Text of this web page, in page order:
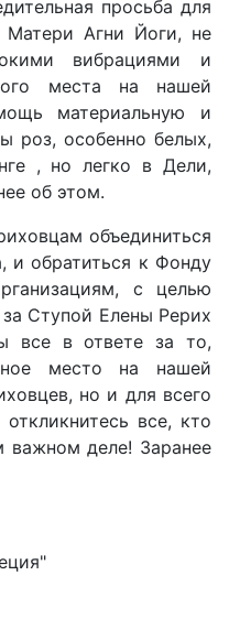
просьба для
Агни Йоги, не
вибрациями и
места на нашей
материальную и
роз, особенно белых,
, но легко в Дели,
об этом.
объединиться
и обратиться к Фонду
с целью
Ступой Елены Рерих
все в ответе за то,
место на нашей
но и для всего
все, кто
важном деле! Заранее